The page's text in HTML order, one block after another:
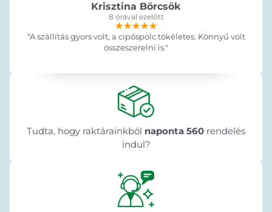
Krisztina Börcsök
8 órával ezelőtt
★★★★★
★★★★★
★★★★★
"A szállítás gyors volt, a cipőspolc tökéletes. Könnyű volt
összeszerelni is."
Tudta, hogy raktárainkból naponta 560 rendelés
indul?